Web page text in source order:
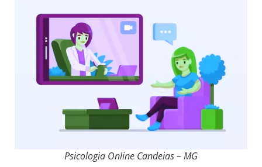
Psicologia Online Candeias – MG